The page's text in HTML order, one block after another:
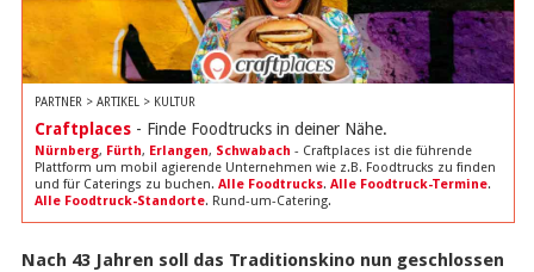
PARTNER > ARTIKEL > KULTUR
Craftplaces- Finde Foodtrucks in deiner Nähe.
Nürnberg, Fürth, Erlangen, Schwabach - Craftplaces ist die führende
Plattform um mobil agierende Unternehmen wie z.B. Foodtrucks zu finden
und für Caterings zu buchen. Alle Foodtrucks. Alle Foodtruck-Termine.
Alle Foodtruck-Standorte. Rund-um-Catering.
Nach 43 Jahren soll das Traditionskino nun geschlossen